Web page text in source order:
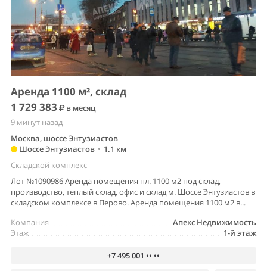
Аренда 1100 м², склад
1 729 383
в месяц
9 минут назад
Москва, шоссе Энтузиастов
Шоссе Энтузиастов • 1.1 км
Складской комплекс
Лот №1090986 Аренда помещения пл. 1100 м2 под склад,
производство, теплый склад, офис и склад м. Шоссе Энтузиастов в
складском комплексе в Перово. Аренда помещения 1100 м2 в...
Апекс Недвижимость
Компания
1-й этаж
Этаж
+7 495 001 •• ••